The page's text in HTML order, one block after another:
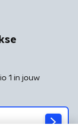
1 in jouw